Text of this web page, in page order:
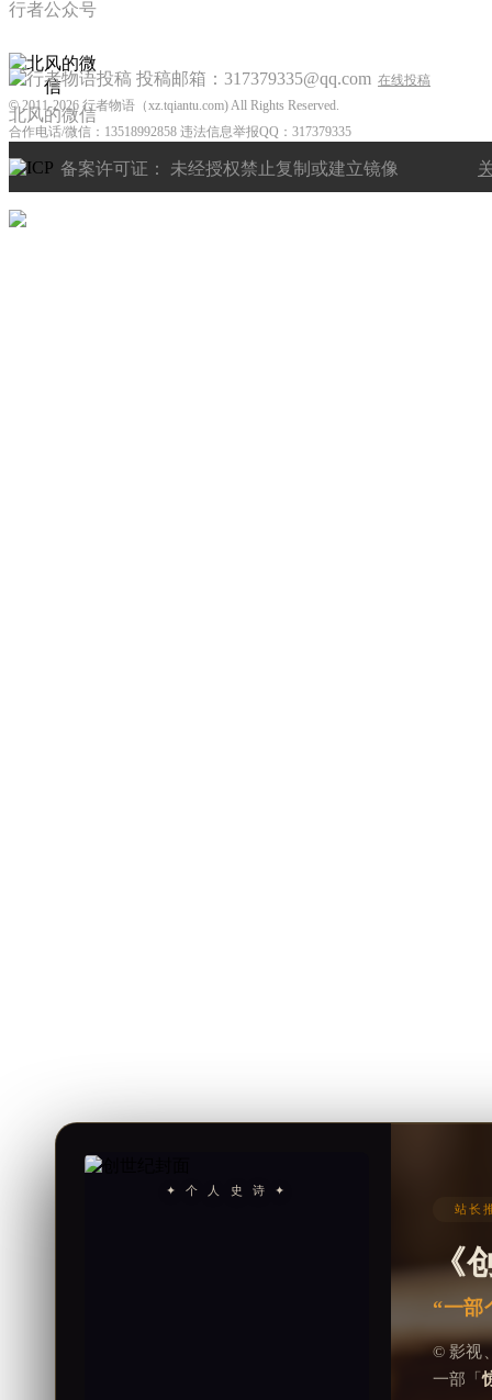
行者公众号
北风的微信
投稿邮箱：317379335@qq.com 在线投稿
©2011-2026 行者物语（xz.tqiantu.com) All Rights Reserved.
合作电话/微信：13518992858 违法信息举报QQ：317379335
备案许可证： 未经授权禁止复制或建立镜像
✦ 个 人 史 诗 ✦
站长
《
“一部
© 影视
一部「